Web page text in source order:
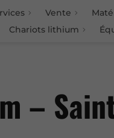
Vente
Chariots lithium
–